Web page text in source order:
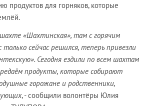
продуктов для горняков, которые
«Шахтинская», там с горячим
сейчас решился, теперь привезли
Сегодня ездили по всем шахтам
продукты, которые собирают
горожане и родственники,
, - сообщили волонтёры Юлия